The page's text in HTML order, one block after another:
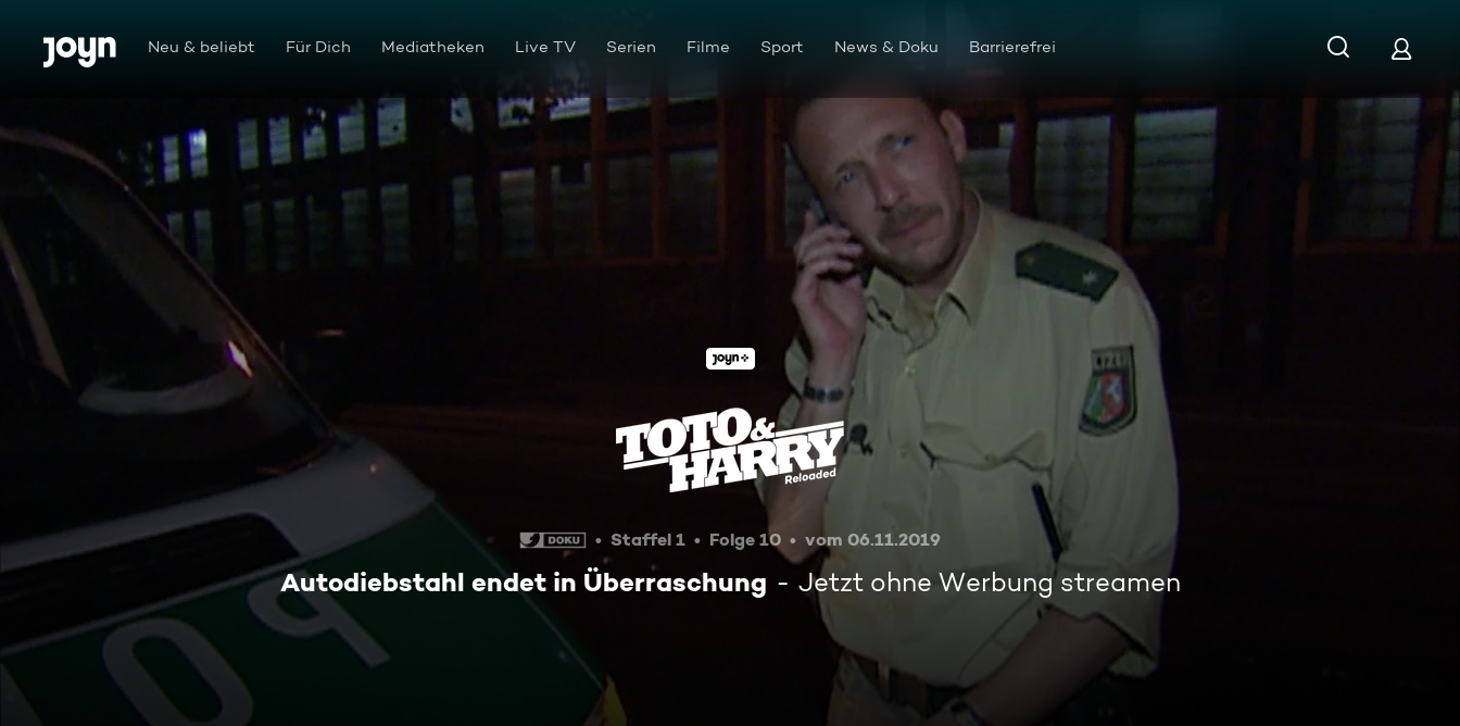
Zum Inhalt springen
Barrierefrei Neu & beliebt Für Dich Mediatheken Live TV Serien Filme Sport News & Doku Barrierefrei
Autodiebstahl endet in Überraschung
Staffel 1 Folge 10 vom 06.11.2019
Autodiebstahl endet in Überraschung Jetzt ohne Werbung streamen